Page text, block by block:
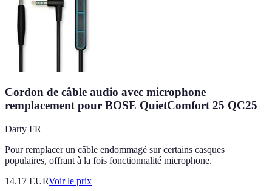
Cordon de câble audio avec microphone
remplacement pour BOSE QuietComfort 25 QC25
Darty FR
Pour remplacer un câble endommagé sur certains casques
populaires, offrant à la fois fonctionnalité microphone.
14.17 EURVoir le prix